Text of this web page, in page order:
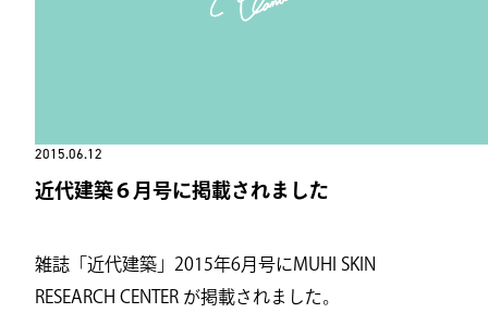
2015.06.12
近代建築６月号に掲載されました
雑誌「近代建築」2015年6月号にMUHI SKIN
RESEARCH CENTER が掲載されました。